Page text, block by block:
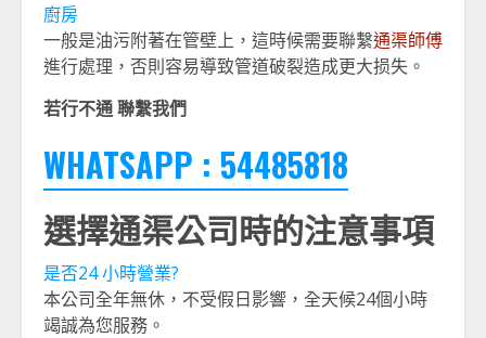
廚房
一般是油污附著在管壁上，這時候需要聯繫通渠師傅
進行處理，否則容易導致管道破裂造成更大损失。
若行不通 聯繫我們
WHATSAPP : 54485818
選擇通渠公司時的注意事項
是否24 小時營業?
本公司全年無休，不受假日影響，全天候24個小時
竭誠為您服務。